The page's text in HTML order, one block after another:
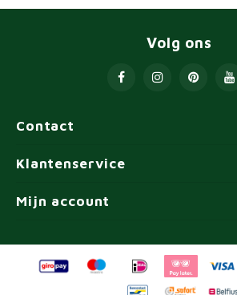
Contact
Volg ons
Klantenservice
Mijn account